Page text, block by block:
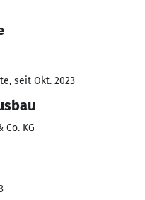
seit Okt. 2023
KG